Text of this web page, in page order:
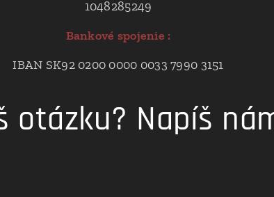
1048285249
Bankové spojenie :
IBAN SK92 0200 0000 0033 7990 3151
otázku? Napíš